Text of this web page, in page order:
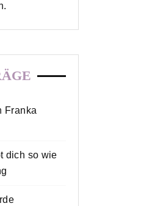
Franka
dich so wie